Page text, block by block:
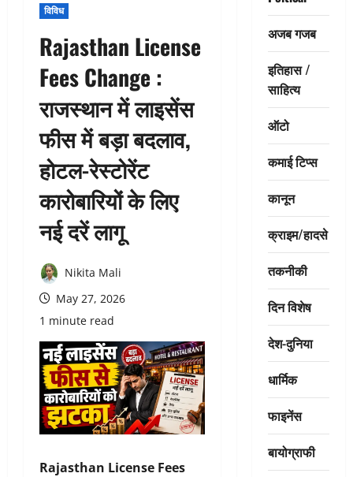
विविध
Rajasthan License
Fees Change :
राजस्थान में लाइसेंस
फीस में बड़ा बदलाव,
होटल-रेस्टोरेंट
कारोबारियों के लिए
नई दरें लागू
Nikita Mali
May 27, 2026
1 minute read
Rajasthan License Fees
अजब गजब
इतिहास /
साहित्य
ऑटो
कमाई टिप्स
कानून
क्राइम/हादसे
तकनीकी
दिन विशेष
देश-दुनिया
धार्मिक
फाइनेंस
बायोग्राफी